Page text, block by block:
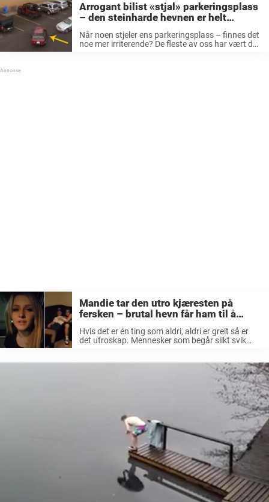
Arrogant bilist «stjal» parkeringsplass
– den steinharde hevnen er helt
fantastisk
Når noen stjeler ens parkeringsplass – finnes det
noe mer irriterende? De fleste av oss har vært der.
Mandie tar den utro kjæresten på
fersken – brutal hevn får ham til å
skrike høyt
Hvis det er én ting som aldri, aldri er greit så er
det utroskap. Mennesker som begår slikt svik